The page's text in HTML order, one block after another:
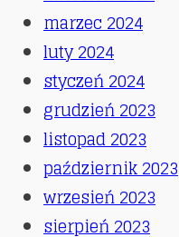
marzec 2024
luty 2024
styczeń 2024
grudzień 2023
listopad 2023
październik 2023
wrzesień 2023
sierpień 2023